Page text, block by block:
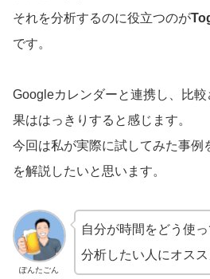
それを分析するのに役立つのが
です。
Googleカレンダーと連携し、比
果ははっきりすると感じます。
今回は私が実際に試してみた事例
を解説したいと思います。
ぽんたごん
自分が時間をどう使
分析したい人にオスス